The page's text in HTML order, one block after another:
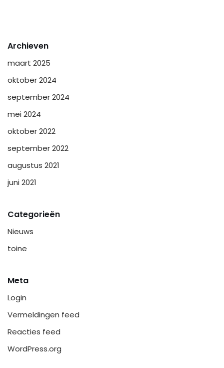
Archieven
maart 2025
oktober 2024
september 2024
mei 2024
oktober 2022
september 2022
augustus 2021
juni 2021
Categorieën
Nieuws
toine
Meta
Login
Vermeldingen feed
Reacties feed
WordPress.org